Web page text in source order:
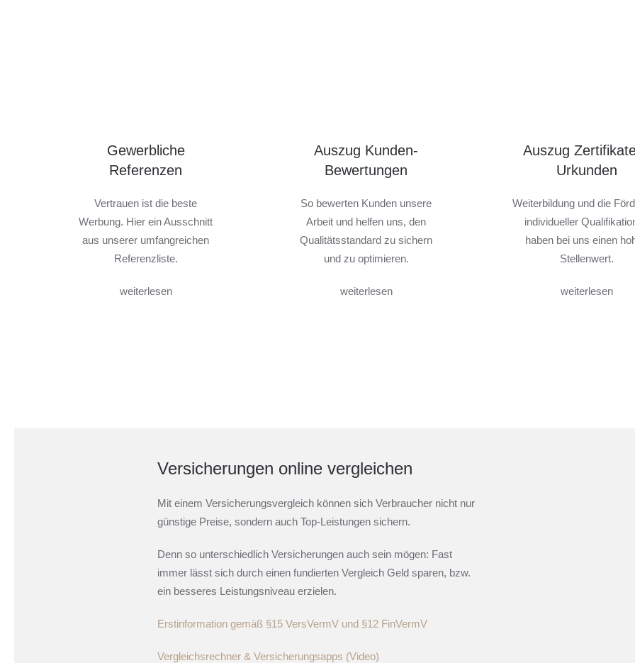
Gewerbliche
Referenzen
Vertrauen ist die beste
Werbung. Hier ein Ausschnitt
aus unserer umfangreichen
Referenzliste.
weiterlesen
Auszug Kunden-
Bewertungen
So bewerten Kunden unsere
Arbeit und helfen uns, den
Qualitätsstandard zu sichern
und zu optimieren.
weiterlesen
Auszug
Urkunden
Weiterbildung und die
individueller
haben bei uns einen
Stellenwert.
weiterlesen
Versicherungen online vergleichen
Mit einem Versicherungsvergleich können sich Verbraucher nicht nur
günstige Preise, sondern auch Top-Leistungen sichern.
Denn so unterschiedlich Versicherungen auch sein mögen: Fast
immer lässt sich durch einen fundierten Vergleich Geld sparen, bzw.
ein besseres Leistungsniveau erzielen.
Erstinformation gemäß §15 VersVermV und §12 FinVermV
Vergleichsrechner & Versicherungsapps (Video)